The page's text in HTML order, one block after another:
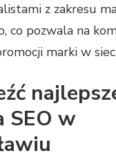
z zakresu
co pozwala na
marki w
SEO w